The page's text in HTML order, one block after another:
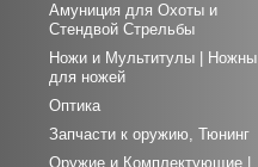
Амуниция для Охоты и
Стендвой Стрельбы
Ножи и Мультитулы | Ножны
для ножей
Оптика
Запчасти к оружию, Тюнинг
Оружие и Комплектующие |